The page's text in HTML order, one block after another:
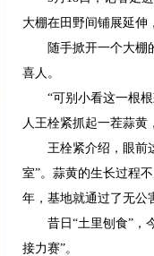
大棚在田野间铺展延伸
随手掀开一个大棚的
喜人。
“可别小看这一根根
人王栓紧抓起一茬蒜黄
王栓紧介绍，眼前这
室”。蒜黄的生长过程
年，基地就通过了无公
昔日“土里刨食”，今
接力赛”。